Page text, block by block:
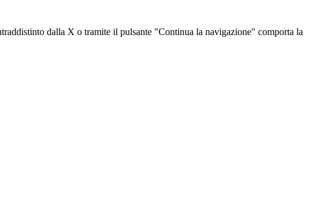
dalla X o tramite il pulsante "Continua la navigazione" comporta la